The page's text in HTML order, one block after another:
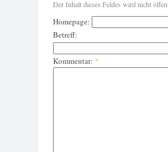
Der Inhalt dieses Feldes wird nicht
Homepage:
Betreff:
Kommentar: *